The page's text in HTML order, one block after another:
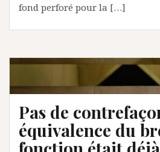
fond perforé pour la […]
Pas de
équivalence du